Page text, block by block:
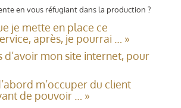
en vous réfugiant dans la production ?
je mette en place ce
après, je pourrai … »
d’avoir mon site internet, pour
m’occuper du client
de pouvoir … »